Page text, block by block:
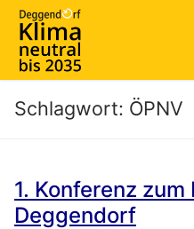
Zum
Inhalt
springen
Schlagwort: ÖPNV
1. Konferenz
Deggendorf